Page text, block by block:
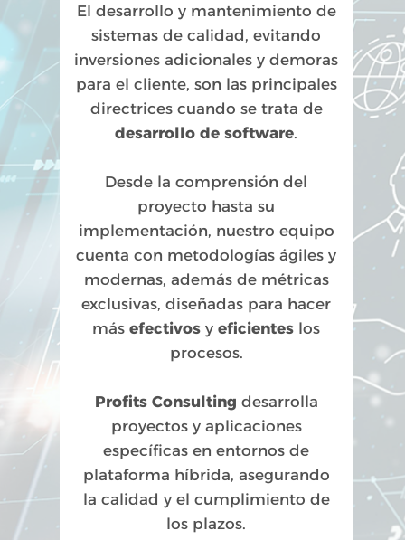
El desarrollo y mantenimiento de
sistemas de calidad, evitando
inversiones adicionales y demoras
para el cliente, son las principales
directrices cuando se trata de
desarrollo de software.
Desde la comprensión del
proyecto hasta su
implementación, nuestro equipo
cuenta con metodologías ágiles y
modernas, además de métricas
exclusivas, diseñadas para hacer
más efectivos y eficientes los
procesos.
Profits Consulting desarrolla
proyectos y aplicaciones
específicas en entornos de
plataforma híbrida, asegurando
la calidad y el cumplimiento de
los plazos.